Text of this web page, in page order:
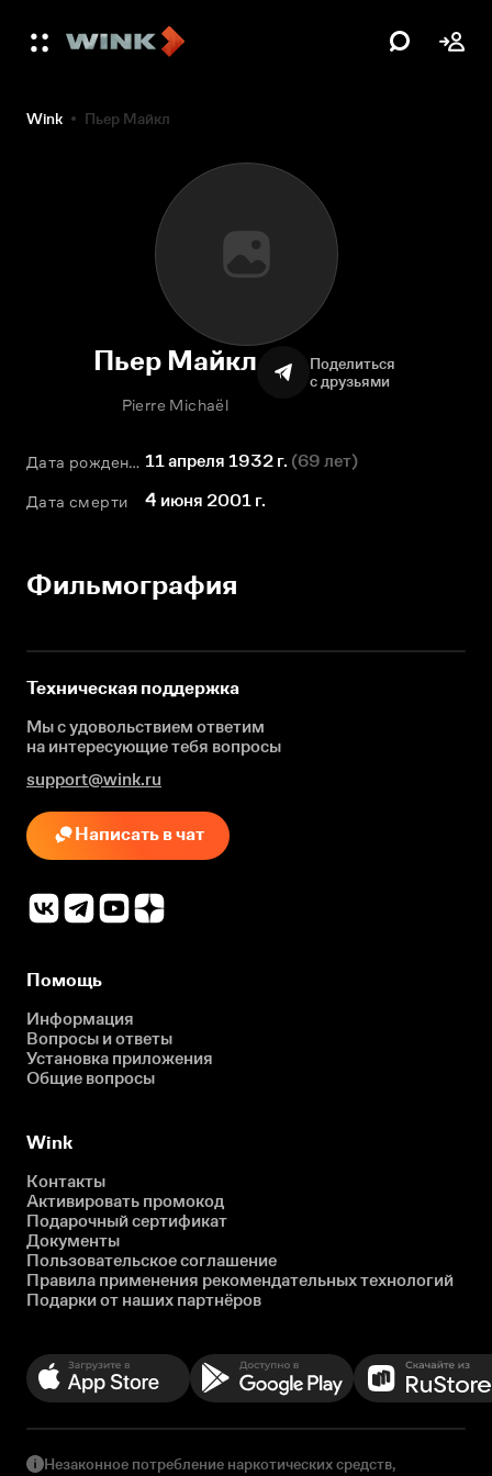
Wink Пьер Майкл
Пьер Майкл
Pierre Michaël
Поделиться
с друзьями
Дата рождения 11 апреля 1932 г. (69 лет)
Дата смерти 4 июня 2001 г.
Фильмография
Техническая поддержка
Мы с удовольствием ответим
на интересующиетебя вопросы
support@wink.ru
Написать в чат
Помощь
Информация
Вопросы и ответы
Установка приложения
Общие вопросы
Wink
Контакты
Активировать промокод
Подарочный сертификат
Документы
Пользовательское соглашение
Правила применения рекомендательных технологий
Подарки от наших партнёров
Незаконное потребление наркотических средств,